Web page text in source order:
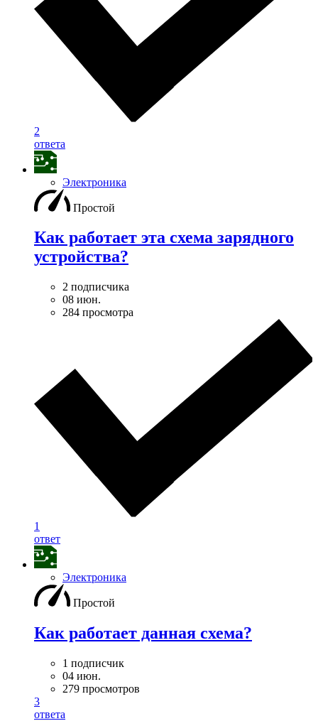
2
ответа
Электроника
Простой
Как работает эта схема зарядного
устройства?
2 подписчика
08 июн.
284 просмотра
1
ответ
Электроника
Простой
Как работает данная схема?
1 подписчик
04 июн.
279 просмотров
3
ответа